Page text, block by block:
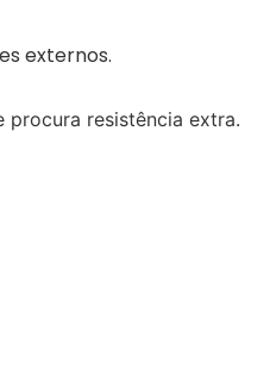
externos.
resistência extra.